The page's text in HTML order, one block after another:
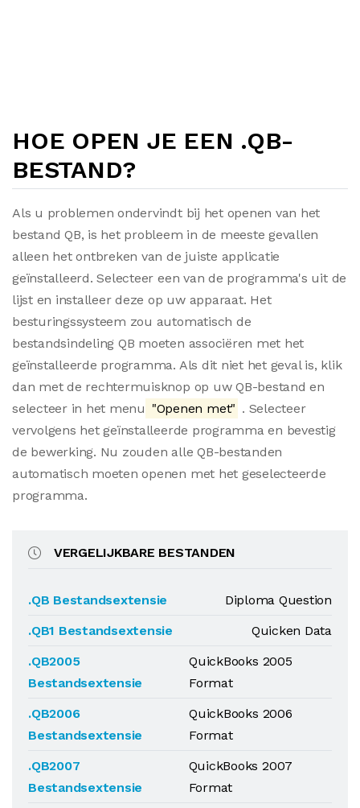
HOE OPEN JE EEN .QB-
BESTAND?
Als u problemen ondervindt bij het openen van het
bestand QB, is het probleem in de meeste gevallen
alleen het ontbreken van de juiste applicatie
geïnstalleerd. Selecteer een van de programma's uit de
lijst en installeer deze op uw apparaat. Het
besturingssysteem zou automatisch de
bestandsindeling QB moeten associëren met het
geïnstalleerde programma. Als dit niet het geval is, klik
dan met de rechtermuisknop op uw QB-bestand en
selecteer in het menu "Openen met" . Selecteer
vervolgens het geïnstalleerde programma en bevestig
de bewerking. Nu zouden alle QB-bestanden
automatisch moeten openen met het geselecteerde
programma.
VERGELIJKBARE BESTANDEN
.QB Bestandsextensie
Diploma Question
.QB1 Bestandsextensie
Quicken Data
.QB2005
Bestandsextensie
QuickBooks 2005
Format
.QB2006
Bestandsextensie
QuickBooks 2006
Format
.QB2007
Bestandsextensie
QuickBooks 2007
Format